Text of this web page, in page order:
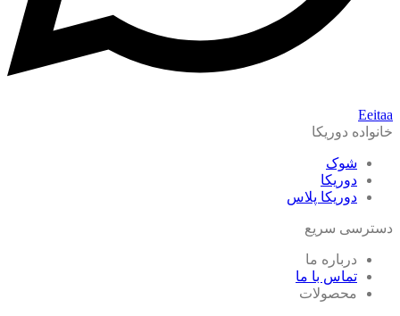
Eeitaa
خانواده دوریکا
شوک
دوریکا
دوریکا پلاس
دسترسی سریع
درباره ما
تماس با ما
محصولات